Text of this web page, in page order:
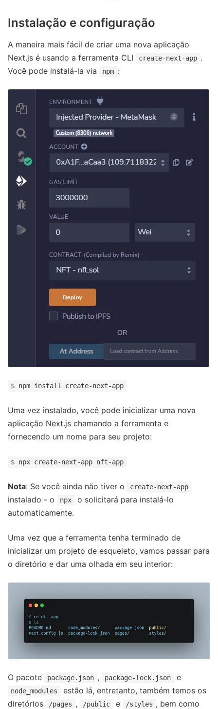
Instalação e configuração
A maneira mais fácil de criar uma nova aplicação
Next.js é usando a ferramenta CLI
create-next-app .
Você pode instalá-la via
npm :
$ npm install create-next-app
Uma vez instalado, você pode inicializar uma nova
aplicação Next.js chamando a ferramenta e
fornecendo um nome para seu projeto:
$ npx create-next-app nft-app
Nota: Se você ainda não tiver o create-next-app
instalado - o npx
o solicitará para instalá-lo
automaticamente.
Uma vez que a ferramenta tenha terminado de
inicializar um projeto de esqueleto, vamos passar para
o diretório e dar uma olhada em seu interior:
O pacote package.json , package-lock.json e
node_modules
estão lá, entretanto, também temos os
diretórios
/pages , /public e /styles , bem como